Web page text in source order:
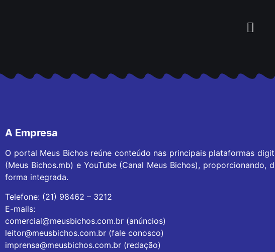
A Empresa
O portal Meus Bichos reúne conteúdo nas principais plataformas
(Meus Bichos.mb) e YouTube (Canal Meus Bichos),
forma integrada.
Telefone: (21) 98462 – 3212
E-mails:
comercial@meusbichos.com.br (anúncios)
leitor@meusbichos.com.br (fale conosco)
imprensa@meusbichos.com.br (redação)